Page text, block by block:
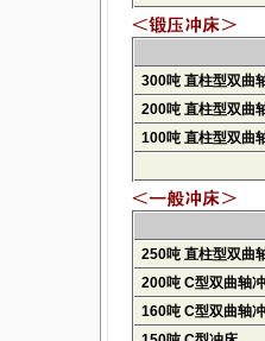
300吨 直柱型双曲
200吨 直柱型双曲
100吨 直柱型双曲
250吨 直柱型双曲
200吨 C型双曲轴
160吨 C型双曲轴